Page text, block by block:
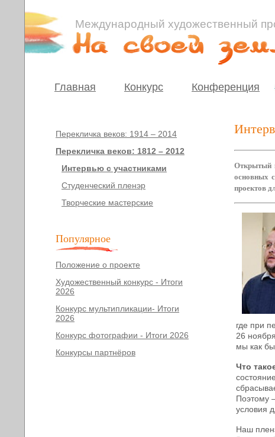
Международный художественный
Главная Конкурс Конференция
Перекличка веков: 1914 – 2014
Перекличка веков: 1812 – 2012
Интервью с участниками
Студенческий пленэр
Творческие мастерские
Популярное
Положение о проекте
Художественный конкурс - Итоги
2026
Конкурс мультипликации- Итоги
2026
Конкурс фотографии - Итоги 2026
Конкурсы партнёров
Открытый
основных
проектов
где при
26
мы как
Что
Поэтому
условия
Наш